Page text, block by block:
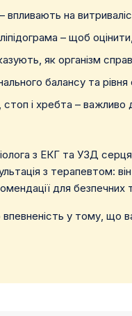
впливають на
– щоб
як організм
балансу та рівня
стоп і хребта –
з ЕКГ та УЗД
з терапевтом:
для
у тому,